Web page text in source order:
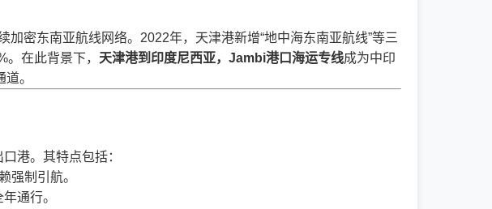
密东南亚航线网络。2022年，天津港新增“地中海东南亚航线”等三
在此背景下， 天津港到印度尼西亚，Jambi港口海运专线成为中印
。
港。其特点包括：
强制引航。
通行。